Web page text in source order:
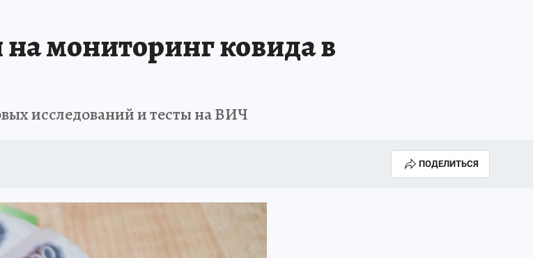
мониторинг ковида в
исследований и тесты на ВИЧ
ПОДЕЛИТЬСЯ